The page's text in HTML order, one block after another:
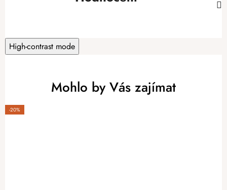
High-contrast mode
Mohlo by Vás zajímat
-20%